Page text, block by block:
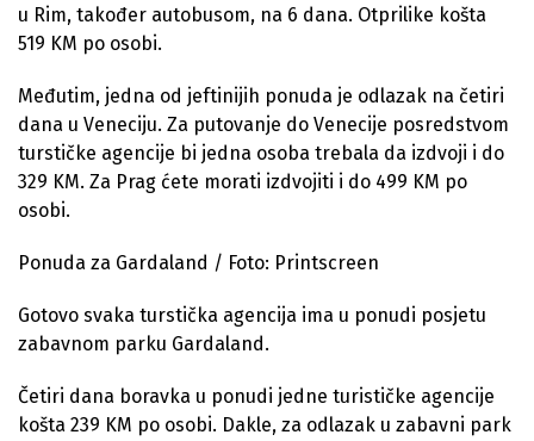
u Rim, također autobusom, na 6 dana. Otprilike košta
519 KM po osobi.
Međutim, jedna od jeftinijih ponuda je odlazak na četiri
dana u Veneciju. Za putovanje do Venecije posredstvom
turstičke agencije bi jedna osoba trebala da izdvoji i do
329 KM. Za Prag ćete morati izdvojiti i do 499 KM po
osobi.
Ponuda za Gardaland / Foto: Printscreen
Gotovo svaka turstička agencija ima u ponudi posjetu
zabavnom parku Gardaland.
Četiri dana boravka u ponudi jedne turističke agencije
košta 239 KM po osobi. Dakle, za odlazak u zabavni park